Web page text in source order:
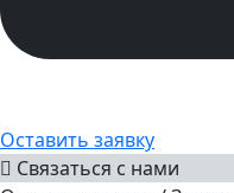
Оставить заявку
Связаться с нами